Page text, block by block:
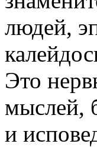
людей,
Это
мыслей,
и